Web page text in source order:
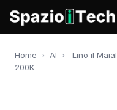
Home › AI ›
Lino il
200K